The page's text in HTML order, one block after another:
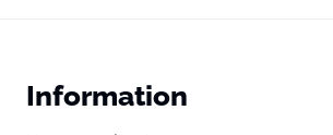
Information